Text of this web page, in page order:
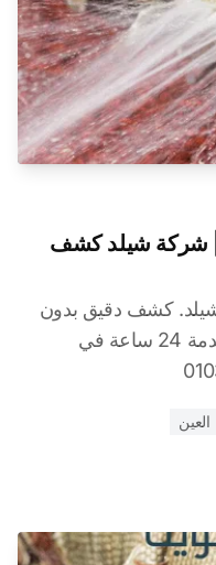
| شركة شيلد كشف
كشف دقيق بدون
تكسير باستخدام أحدث التقنيات. خدمة 24 ساعة في
العين